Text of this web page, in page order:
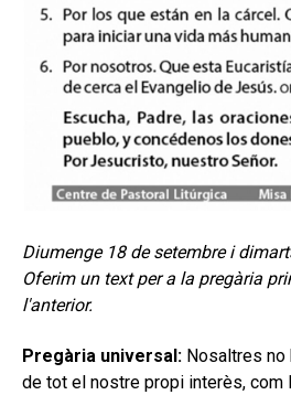
Diumenge 18 de setembre i
Oferim un text per a la pregària
l'anterior.
Pregària universal: Nosaltres
de tot el nostre propi interès, com